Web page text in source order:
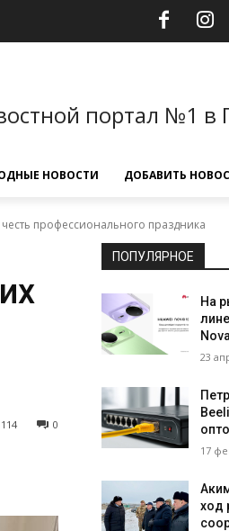
портал №1 в
НОВОСТИ ДОБАВИТЬ
честь профессионального праздника
0
114
ПОПУЛЯРНОЕ
На
23
17
ход